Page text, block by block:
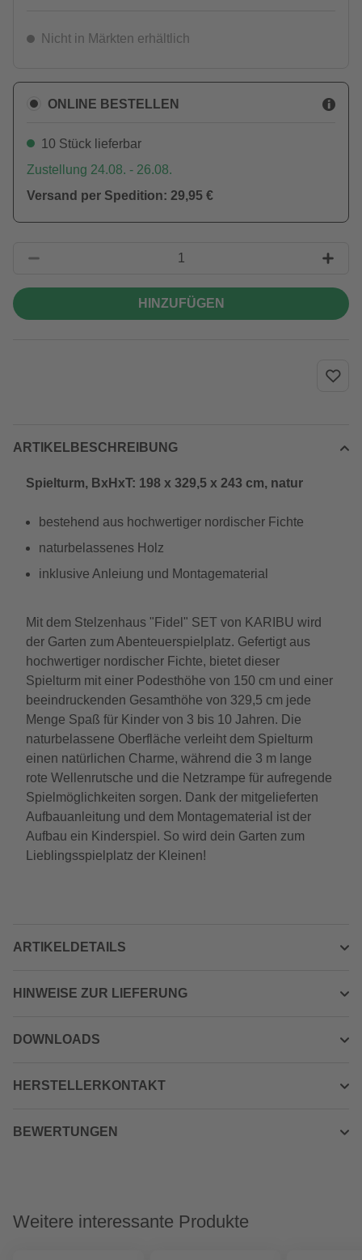
Nicht in Märkten erhältlich
ONLINE BESTELLEN
10 Stück lieferbar
Zustellung 24.08. - 26.08.
Versand per Spedition: 29,95 €
HINZUFÜGEN
ARTIKELBESCHREIBUNG
Spielturm, BxHxT: 198 x 329,5 x 243 cm, natur
bestehend aus hochwertiger nordischer Fichte
naturbelassenes Holz
inklusive Anleiung und Montagematerial
Mit dem Stelzenhaus "Fidel" SET von KARIBU wird
der Garten zum Abenteuerspielplatz. Gefertigt aus
hochwertiger nordischer Fichte, bietet dieser
Spielturm mit einer Podesthöhe von 150 cm und einer
beeindruckenden Gesamthöhe von 329,5 cm jede
Menge Spaß für Kinder von 3 bis 10 Jahren. Die
naturbelassene Oberfläche verleiht dem Spielturm
einen natürlichen Charme, während die 3 m lange
rote Wellenrutsche und die Netzrampe für aufregende
Spielmöglichkeiten sorgen. Dank der mitgelieferten
Aufbauanleitung und dem Montagematerial ist der
Aufbau ein Kinderspiel. So wird dein Garten zum
Lieblingsspielplatz der Kleinen!
ARTIKELDETAILS
HINWEISE ZUR LIEFERUNG
DOWNLOADS
HERSTELLERKONTAKT
BEWERTUNGEN
Weitere interessante Produkte